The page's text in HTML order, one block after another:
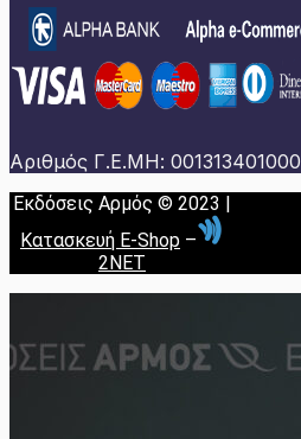
Αριθμός Γ.Ε.ΜΗ: 001313401000
Εκδόσεις Αρμός © 2023 |
Κατασκευή E-Shop –
2NET